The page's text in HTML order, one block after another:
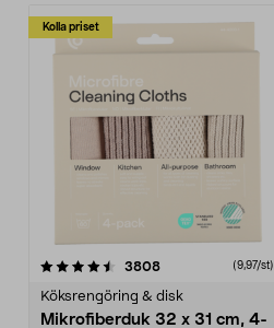
Kolla priset
3808recensioner (9,97/st)
Köksrengöring & disk
Mikrofiberduk 32 x 31 cm, 4-
4.0av 5 stjärnor